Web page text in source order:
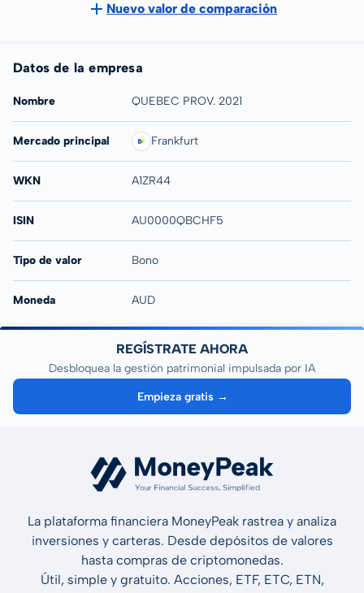
Nuevo valor de comparación
Datos de la empresa
Nombre QUEBEC PROV. 2021
Mercado principal Frankfurt
WKN A1ZR44
ISIN AU0000QBCHF5
Tipo de valor Bono
Moneda AUD
REGÍSTRATE AHORA
Desbloquea la gestión patrimonial impulsada por IA
Empieza gratis →
La plataforma financiera MoneyPeak rastrea y analiza
inversiones y carteras. Desde depósitos de valores
hasta compras de criptomonedas.
Útil, simple y gratuito. Acciones, ETF, ETC, ETN,